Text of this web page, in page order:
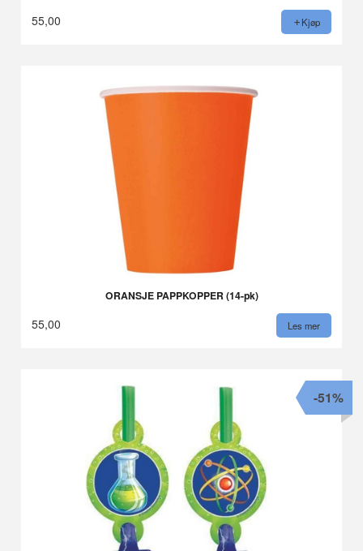
55,00 Kjøp
ORANSJE PAPPKOPPER (14-pk)
55,00 Les mer
-51%